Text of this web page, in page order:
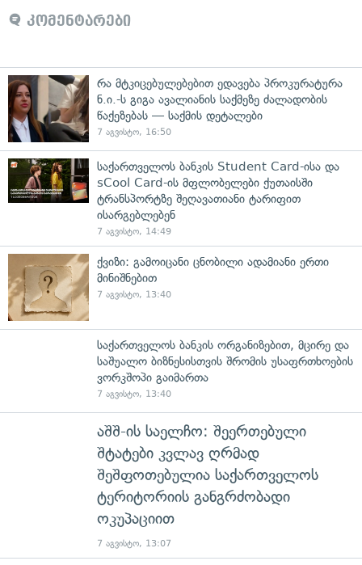
კომენტარები
რა მტკიცებულებებით ედავება პროკურატურა
ნ.ი.-ს გიგა ავალიანის საქმეზე ძალადობის
წაქეზებას — საქმის დეტალები
7 აგვისტო, 16:50
საქართველოს ბანკის Student Card-ისა და
sCool Card-ის მფლობელები ქუთაისში
ტრანსპორტზე შეღავათიანი ტარიფით
ისარგებლებენ
7 აგვისტო, 14:49
ქვიზი: გამოიცანი ცნობილი ადამიანი ერთი
მინიშნებით
7 აგვისტო, 13:40
საქართველოს ბანკის ორგანიზებით, მცირე და
საშუალო ბიზნესისთვის შრომის უსაფრთხოების
ვორკშოპი გაიმართა
7 აგვისტო, 13:40
აშშ-ის საელჩო: შეერთებული
შტატები კვლავ ღრმად
შეშფოთებულია საქართველოს
ტერიტორიის განგრძობადი
ოკუპაციით
7 აგვისტო, 13:07